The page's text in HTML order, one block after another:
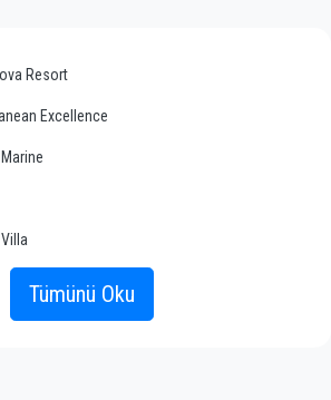
sadece normal bir şirket
toplu taşıma araçlarına güzel bir
ve fiyatlarımızı keşfedin. Ne
tecrübesi, sabit fiyatlarımız ve
Resort
Excellence
Tümünü Oku